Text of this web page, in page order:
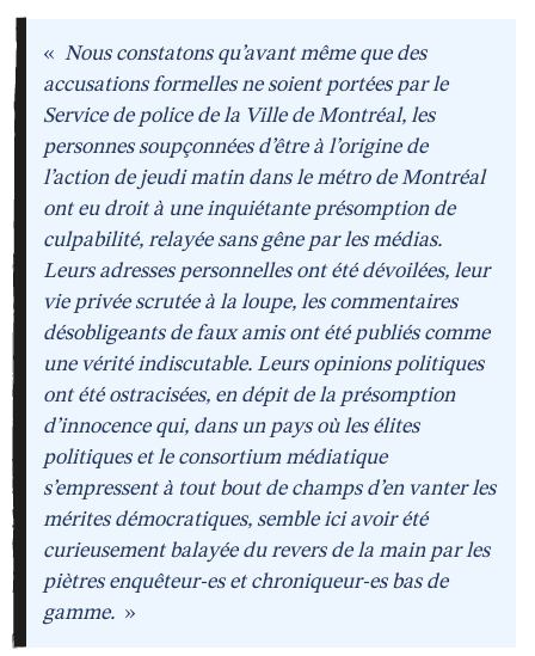
« Nous constatons qu’avant même que des
accusations formelles ne soient portées par le
Service de police de la Ville de Montréal, les
personnes soupçonnées d’être à l’origine de
l’action de jeudi matin dans le métro de Montréal
ont eu droit à une inquiétante présomption de
culpabilité, relayée sans gêne par les médias.
Leurs adresses personnelles ont été dévoilées, leur
vie privée scrutée à la loupe, les commentaires
désobligeants de faux amis ont été publiés comme
une vérité indiscutable. Leurs opinions politiques
ont été ostracisées, en dépit de la présomption
d’innocence qui, dans un pays où les élites
politiques et le consortium médiatique
s’empressent à tout bout de champs d’en vanter les
mérites démocratiques, semble ici avoir été
curieusement balayée du revers de la main par les
piètres enquêteur-es et chroniqueur-es bas de
gamme. »